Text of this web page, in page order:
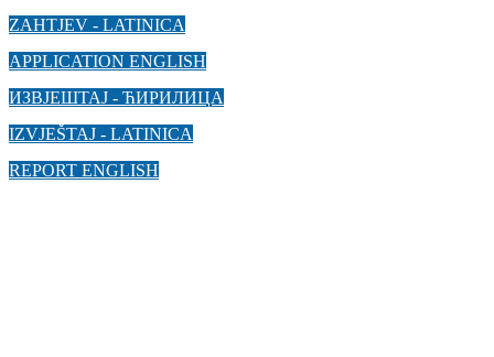
ZAHTJEV - LATINICA
APPLICATION ENGLISH
ИЗВЈЕШТАЈ - ЋИРИЛИЦА
IZVJEŠTAJ - LATINICA
REPORT ENGLISH